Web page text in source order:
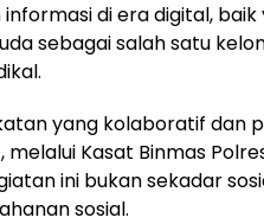
di era digital,
sebagai salah satu
yang kolaboratif dan
Kasat Binmas
ini bukan sekadar
sosial.